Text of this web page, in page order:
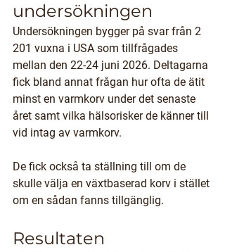
undersökningen
Undersökningen bygger på svar från 2
201 vuxna i USA som tillfrågades
mellan den 22-24 juni 2026. Deltagarna
fick bland annat frågan hur ofta de ätit
minst en varmkorv under det senaste
året samt vilka hälsorisker de känner till
vid intag av varmkorv.
De fick också ta ställning till om de
skulle välja en växtbaserad korv i stället
om en sådan fanns tillgänglig.
Resultaten